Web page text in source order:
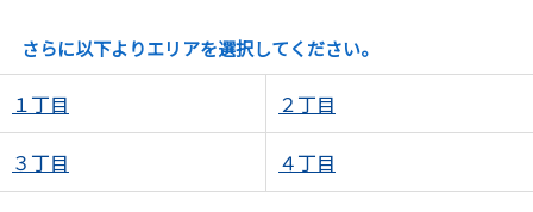
さらに以下よりエリアを選択してください。
１丁目 ２丁目
３丁目 ４丁目